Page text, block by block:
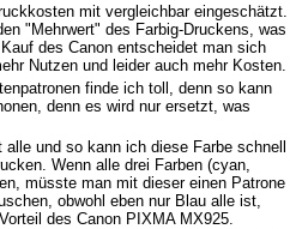
mit vergleichbar eingeschätzt.
"Mehrwert" des Farbig-Druckens, was
des Canon entscheidet man sich
Nutzen und leider auch mehr Kosten.
finde ich toll, denn so kann
denn es wird nur ersetzt, was
und so kann ich diese Farbe schnell
Wenn alle drei Farben (cyan,
müsste man mit dieser einen Patrone
obwohl eben nur Blau alle ist,
des Canon PIXMA MX925.